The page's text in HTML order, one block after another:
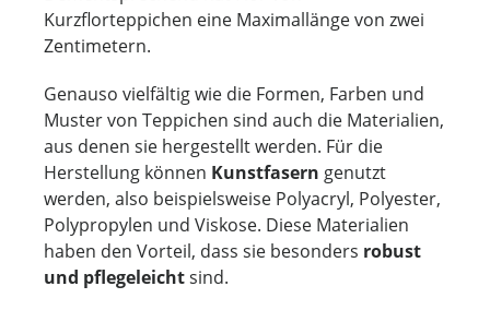
Kurzflorteppichen eine Maximallänge von zwei
Zentimetern.
Genauso vielfältig wie die Formen, Farben und
Muster von Teppichen sind auch die Materialien,
aus denen sie hergestellt werden. Für die
Herstellung können Kunstfasern genutzt
werden, also beispielsweise Polyacryl, Polyester,
Polypropylen und Viskose. Diese Materialien
haben den Vorteil, dass sie besonders robust
und pflegeleichtsind.